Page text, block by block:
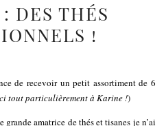
DES THÉS
!
de recevoir un petit assortiment de 6
tout particulièrement à Karine !)
amatrice de thés et tisanes je n’ai